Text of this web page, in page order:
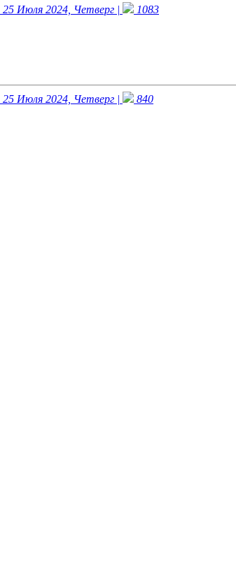
25 Июля 2024, Четверг |
1083
25 Июля 2024, Четверг | 840